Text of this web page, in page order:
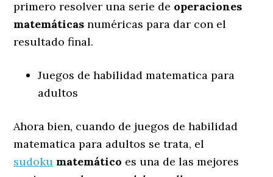
primero resolver una serie de operaciones
matemáticas numéricas para dar con el
resultado final.
Juegos de habilidad matematica para
adultos
Ahora bien, cuando de juegos de habilidad
matematica para adultos se trata, el
sudoku matemático es una de las mejores